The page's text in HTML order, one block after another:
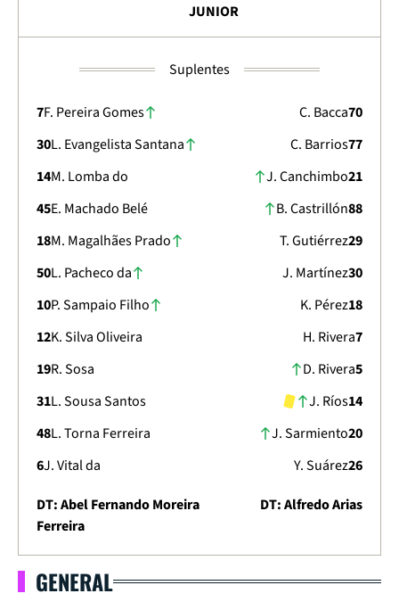
JUNIOR
Suplentes
7F. Pereira Gomes
30L. Evangelista Santana
14M. Lomba do
45E. Machado Belé
18M. Magalhães Prado
50L. Pacheco da
10P. Sampaio Filho
12K. Silva Oliveira
19R. Sosa
31L. Sousa Santos
48L. Torna Ferreira
6J. Vital da
70
C. Bacca
77
C. Barrios
21
J. Canchimbo
88
B. Castrillón
29
T. Gutiérrez
30
J. Martínez
18
K. Pérez
7
H. Rivera
5
D. Rivera
14
J. Ríos
20
J. Sarmiento
26
Y. Suárez
DT: Abel Fernando Moreira
Ferreira
DT: Alfredo Arias
GENERAL